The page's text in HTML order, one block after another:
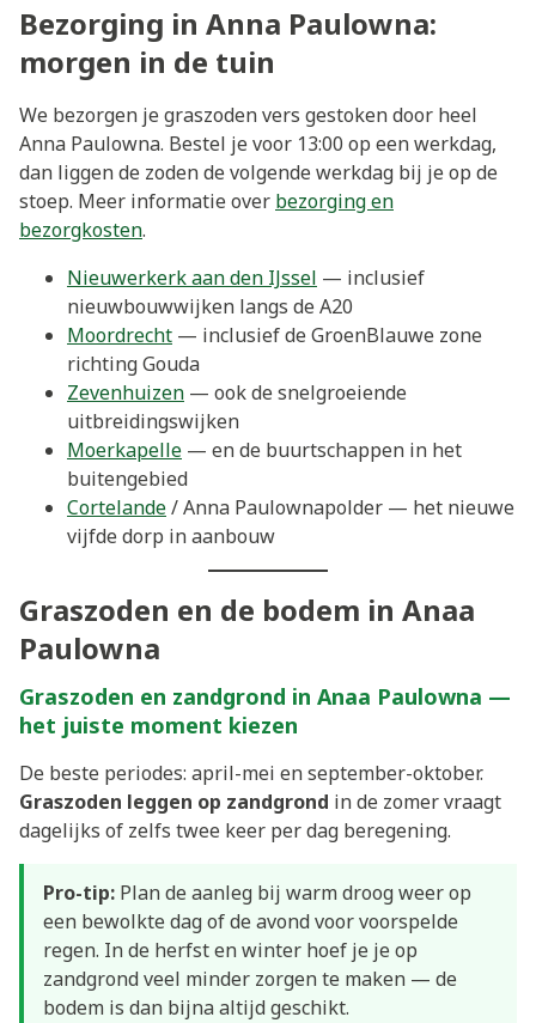
Bezorging in Anna Paulowna:
morgen in de tuin
We bezorgen je graszoden vers gestoken door heel
Anna Paulowna. Bestel je voor 13:00 op een werkdag,
dan liggen de zoden de volgende werkdag bij je op de
stoep. Meer informatie over bezorging en
bezorgkosten.
Nieuwerkerk aan den IJssel — inclusief
nieuwbouwwijken langs de A20
Moordrecht — inclusief de GroenBlauwe zone
richting Gouda
Zevenhuizen — ook de snelgroeiende
uitbreidingswijken
Moerkapelle — en de buurtschappen in het
buitengebied
Cortelande/ Anna Paulownapolder — het nieuwe
vijfde dorp in aanbouw
Graszoden en de bodem in Anaa
Paulowna
Graszoden en zandgrond in Anaa Paulowna —
het juiste moment kiezen
De beste periodes: april-mei en september-oktober.
Graszoden leggen op zandgrond in de zomer vraagt
dagelijks of zelfs twee keer per dag beregening.
Pro-tip: Plan de aanleg bij warm droog weer op
een bewolkte dag of de avond voor voorspelde
regen. In de herfst en winter hoef je je op
zandgrond veel minder zorgen te maken — de
bodem is dan bijna altijd geschikt.